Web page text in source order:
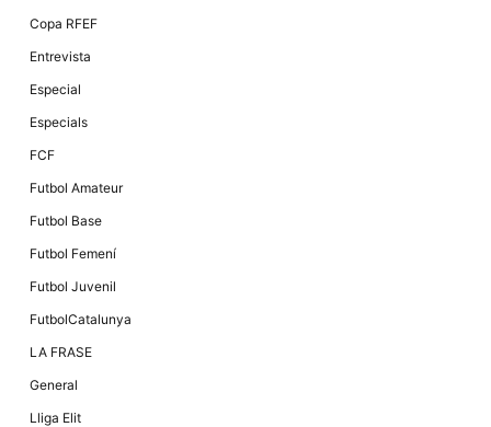
Copa RFEF
Entrevista
Especial
Especials
FCF
Futbol Amateur
Futbol Base
Futbol Femení
Futbol Juvenil
FutbolCatalunya
LA FRASE
General
Lliga Elit